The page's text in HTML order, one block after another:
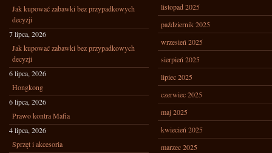
Jak kupować zabawki bez przypadkowych
decyzji
7 lipca, 2026
Jak kupować zabawki bez przypadkowych
decyzji
6 lipca, 2026
Hongkong
6 lipca, 2026
Prawo kontra Mafia
4 lipca, 2026
Sprzęt i akcesoria
listopad 2025
październik 2025
wrzesień 2025
sierpień 2025
lipiec 2025
czerwiec 2025
maj 2025
kwiecień 2025
marzec 2025